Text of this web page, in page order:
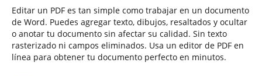
Editar un PDF es tan simple como trabajar en un documento
de Word. Puedes agregar texto, dibujos, resaltados y ocultar
o anotar tu documento sin afectar su calidad. Sin texto
rasterizado ni campos eliminados. Usa un editor de PDF en
línea para obtener tu documento perfecto en minutos.